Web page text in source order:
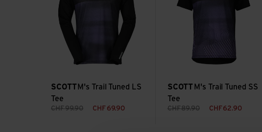
SCOTT M's Trail Tuned LS
Tee
CHF99.90 CHF 69.90
SCOTT M's Trail Tuned SS
Tee
CHF89.90 CHF 62.90